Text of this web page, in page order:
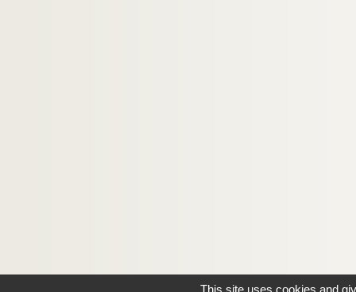
This site uses cookies and